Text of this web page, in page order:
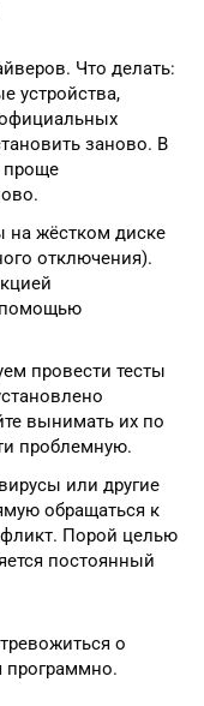
Что делать:
устройства,
заново. В
проще
жёстком диске
отключения).
помощью
провести тесты
вынимать их по
проблемную.
или другие
обращаться к
Порой целью
постоянный
о
программно.